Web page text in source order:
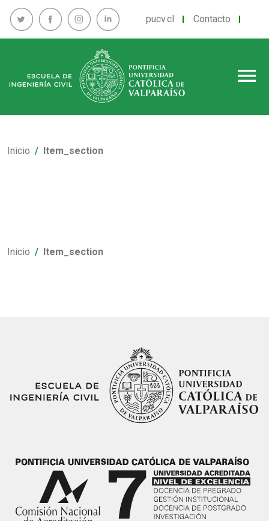
pucv.cl Contacto
menu
Inicio Item_section
Inicio Item_section